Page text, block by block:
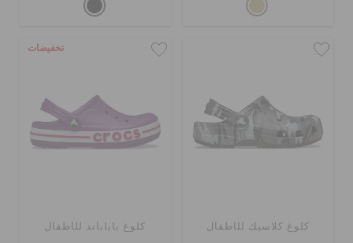
كلوغ كلاسيك للأطفال
تخفيضات
كلوغ باياباند للأطفال